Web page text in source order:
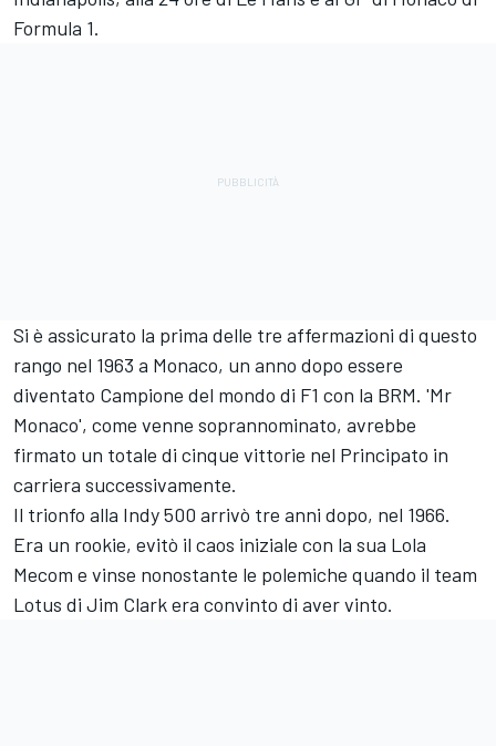
Formula 1.
Si è assicurato la prima delle tre affermazioni di questo
rango nel 1963 a Monaco, un anno dopo essere
diventato Campione del mondo di F1 con la BRM. 'Mr
Monaco', come venne soprannominato, avrebbe
firmato un totale di cinque vittorie nel Principato in
carriera successivamente.
Il trionfo alla Indy 500 arrivò tre anni dopo, nel 1966.
Era un rookie, evitò il caos iniziale con la sua Lola
Mecom e vinse nonostante le polemiche quando il team
Lotus di Jim Clark era convinto di aver vinto.